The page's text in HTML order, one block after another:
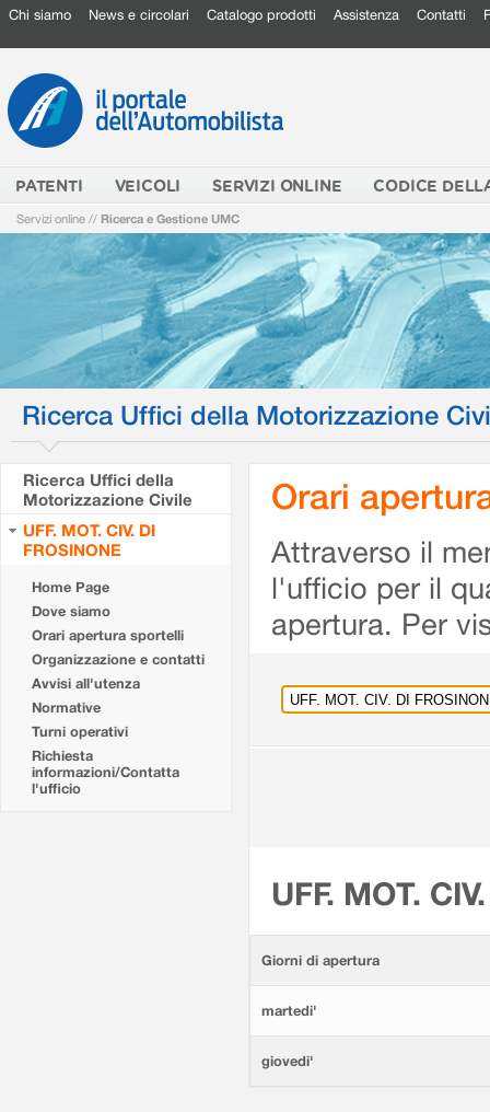
Chi siamo News e circolari Catalogo prodotti Assistenza Contatti
PATENTI VEICOLI SERVIZI ONLINE CODICE
Servizi online // Ricerca e Gestione UMC
Ricerca Uffici della Motorizzazione
Ricerca Uffici della
Motorizzazione Civile
UFF. MOT. CIV. DI
FROSINONE
Home Page
Dove siamo
Orari apertura sportelli
Organizzazione e contatti
Avvisi all'utenza
Normative
Turni operativi
Richiesta
informazioni/Contatta
l'ufficio
Orari
Attraverso il
l'ufficio per il
apertura. Per
UFF. MOT.
Giorni di apertura
martedi'
giovedi'